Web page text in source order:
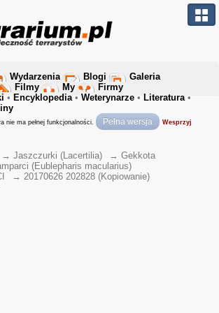
Wydarzenia Blogi
Galeria
Filmy My
Firmy
• Encyklopedia• Weterynarze • Literatura•
nie ma pełnej funkcjonalności. Pełna wersja Wesprzyj
→ Jaszczurki (Lacertilia) → Gekkota
(Eublepharis macularius)
→ 20170626 202828 (Kopiowanie)